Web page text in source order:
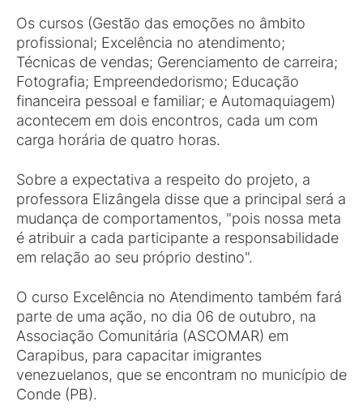
Os cursos (Gestão das emoções no âmbito
profissional; Excelência no atendimento;
Técnicas de vendas; Gerenciamento de carreira;
Fotografia; Empreendedorismo; Educação
financeira pessoal e familiar; e Automaquiagem)
acontecem em dois encontros, cada um com
carga horária de quatro horas.
Sobre a expectativa a respeito do projeto, a
professora Elizângela disse que a principal será a
mudança de comportamentos, "pois nossa meta
é atribuir a cada participante a responsabilidade
em relação ao seu próprio destino".
O curso Excelência no Atendimento também fará
parte de uma ação, no dia 06 de outubro, na
Associação Comunitária (ASCOMAR) em
Carapibus, para capacitar imigrantes
venezuelanos, que se encontram no município de
Conde (PB).